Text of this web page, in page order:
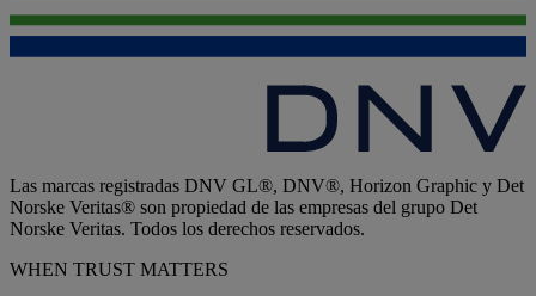
Las marcas registradas DNV GL®, DNV®, Horizon Graphic y Det
Norske Veritas® son propiedad de las empresas del grupo Det
Norske Veritas. Todos los derechos reservados.
WHEN TRUST MATTERS